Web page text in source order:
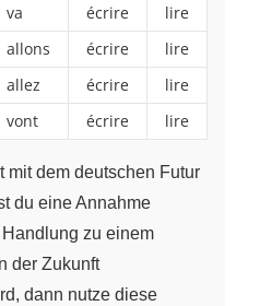
va écrire
lire
allons écrire
lire
allez écrire
lire
vont écrire lire
mit dem deutschen Futur
du eine Annahme
zu einem
der Zukunft
dann nutze diese